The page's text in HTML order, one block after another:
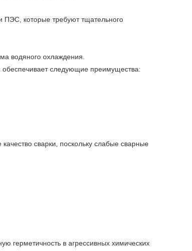
ПЭС, которые требуют тщательного
водяного охлаждения.
следующие преимущества:
сварки, поскольку слабые сварные
герметичность в агрессивных химических